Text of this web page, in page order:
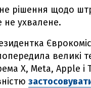
рішення щодо
не ухвалене.
великі
X, Meta, Apple